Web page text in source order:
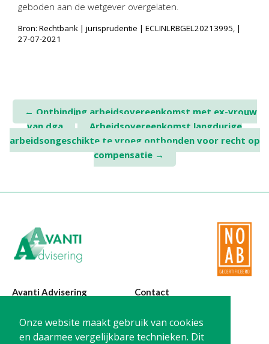
Onze website maakt gebruik van cookies
en daarmee vergelijkbare technieken. Dit
geboden aan de wetgever overgelaten.
Bron: Rechtbank | jurisprudentie | ECLINLRBGEL20213995, |
27-07-2021
Post
navigation
← Ontbinding arbeidsovereenkomst met ex-vrouw
van dga
Arbeidsovereenkomst langdurige
arbeidsongeschikte te vroeg ontbonden voor recht op
compensatie →
Avanti Advisering
Poelstraat 4
1441 RR Purmerend
Contact
T: 0299-420870
@:
info@avanti-